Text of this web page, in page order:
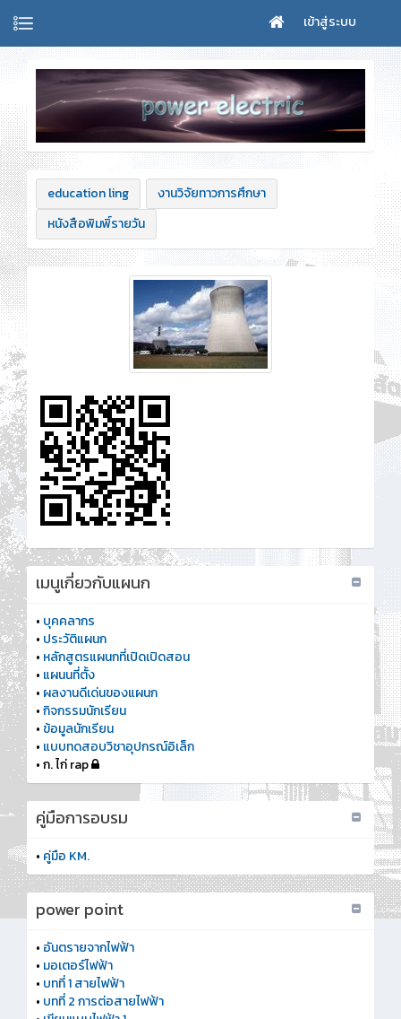
เข้าสู่ระบบ
education ling
งานวิจัยทาวการศึกษา
หนังสือพิมพิ์รายวัน
เมนูเกี่ยวกับแผนก
• บุคคลากร
• ประวัติแผนก
• หลักสูตรแผนกที่เปิดเปิดสอน
• แผนนที่ตั้ง
• ผลงานดีเด่นของแผนก
•กิจกรรมนักเรียน
• ข้อมูลนักเรียน
• แบบทดสอบวิชาอุปกรณ์อิเล็ก
• ก. ไก่ rap
คู่มือการอบรม
• คู่มือ KM.
power point
• อันตรายจากไฟฟ้า
• มอเตอร์ไฟฟ้า
• บทที่ 1 สายไฟฟ้า
• บทที่ 2 การต่อสายไฟฟ้า